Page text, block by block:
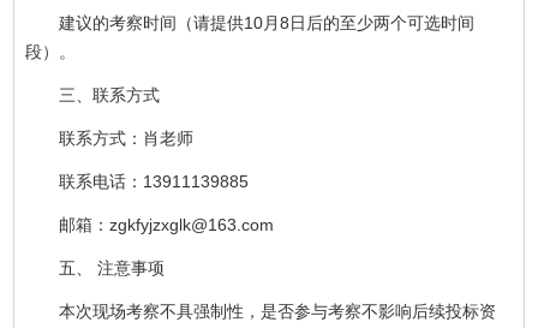
建议的考察时间（请提供10月8日后的至少两个可选时间
段）。
三、联系方式
联系方式：肖老师
联系电话：13911139885
邮箱：zgkfyjzxglk@163.com
五、 注意事项
本次现场考察不具强制性，是否参与考察不影响后续投标资